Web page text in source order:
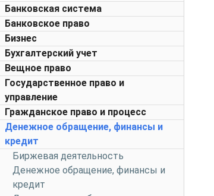
Банковская система
Банковское право
Бизнес
Бухгалтерский учет
Вещное право
Государственное право и
управление
Гражданское право и процесс
Денежное обращение, финансы и
кредит
Биржевая деятельность
Денежное обращение, финансы и
кредит